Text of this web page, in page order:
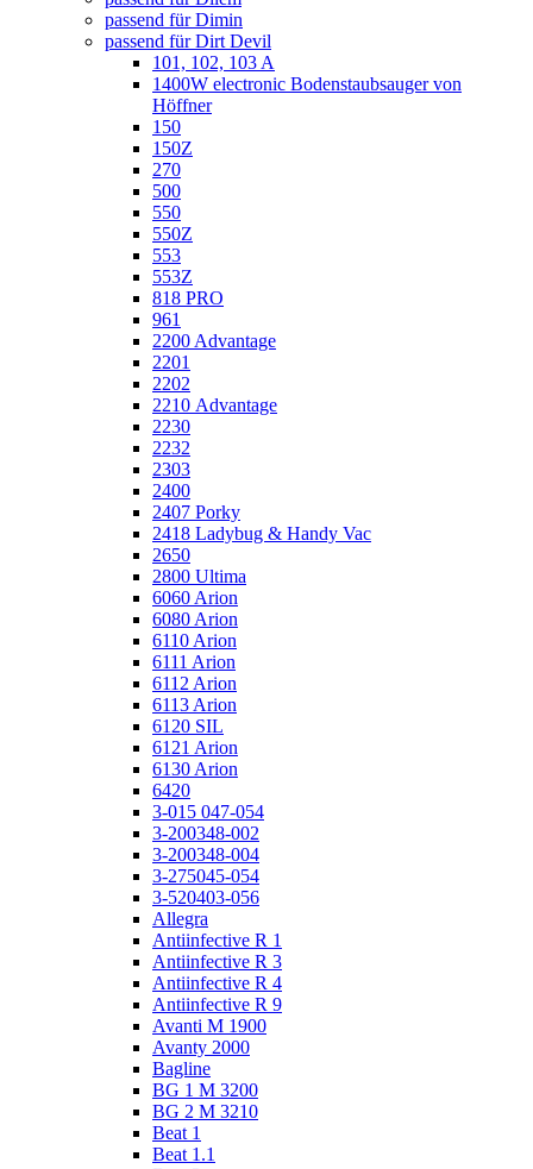
passend für Dimin
passend für Dirt Devil
101, 102, 103 A
1400W electronic Bodenstaubsauger von
Höffner
150
150Z
270
500
550
550Z
553
553Z
818 PRO
961
2200 Advantage
2201
2202
2210 Advantage
2230
2232
2303
2400
2407 Porky
2418 Ladybug & Handy Vac
2650
2800 Ultima
6060 Arion
6080 Arion
6110 Arion
6111 Arion
6112 Arion
6113 Arion
6120 SIL
6121 Arion
6130 Arion
6420
3-015 047-054
3-200348-002
3-200348-004
3-275045-054
3-520403-056
Allegra
Antiinfective R 1
Antiinfective R 3
Antiinfective R 4
Antiinfective R 9
Avanti M 1900
Avanty 2000
Bagline
BG 1 M 3200
BG 2 M 3210
Beat 1
Beat 1.1